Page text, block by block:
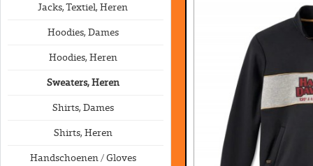
Jacks, Textiel, Heren
Hoodies, Dames
Hoodies, Heren
Sweaters, Heren
Shirts, Dames
Shirts, Heren
Handschoenen / Gloves